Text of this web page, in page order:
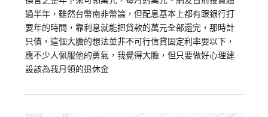
過半年，雖然台幣南非幣論，但配息基本上都有跟銀行打
要年的時間，靠利息就能把貸款的萬元全部還完，那時計
只債，這個大膽的想法並非不可行信貸固定利率要以下，
應不少人佩服他的勇氣，我覺得大膽，但只要做好心理建
設該為我月領的退休金